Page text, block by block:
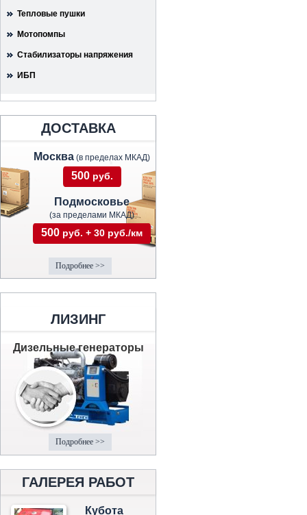
Тепловые пушки
Мотопомпы
Стабилизаторы напряжения
ИБП
ДОСТАВКА
Москва (в пределах МКАД)
500 руб.
Подмосковье
(за пределами МКАД)
500 руб. + 30 руб./км
Подробнее >>
ЛИЗИНГ
Дизельные генераторы
Подробнее >>
ГАЛЕРЕЯ РАБОТ
Кубота